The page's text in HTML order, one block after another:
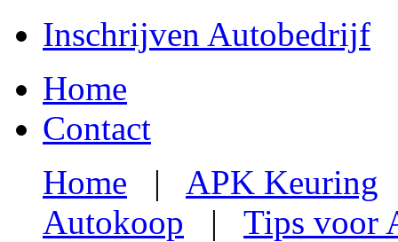
Inschrijven Autobedrijf
Home
Contact
Home | APK Keuring
Autokoop | Tips voor